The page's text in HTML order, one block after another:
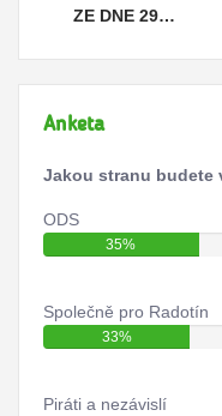
ZE DNE 29…
Anketa
Jakou stranu budete
ODS
35%
Společně pro Radotín
33%
Piráti a nezávislí